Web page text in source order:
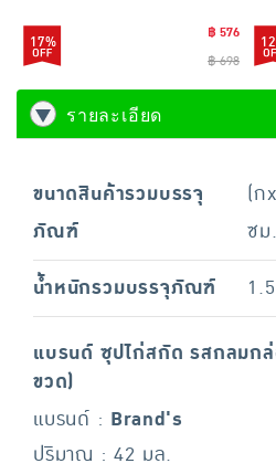
17%
฿ 576
฿ 698
รายละเอียด
ขนาดสินค้ารวมบรรจุ
ภัณฑ์
(ก
ซม.
น้ำหนักรวมบรรจุภัณฑ์
แบรนด์ ซุปไก่สกัด รสกลมก
ขวด)
แบรนด์ : Brand's
ปริมาณ : 42 มล.